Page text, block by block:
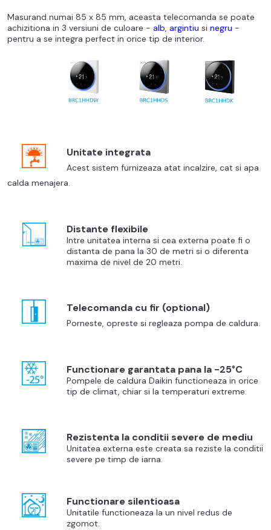
Masurand numai 85 x 85 mm, aceasta telecomanda se poate
achizitiona in 3 versiuni de culoare - alb, argintiu si negru -
pentru a se integra perfect in orice tip de interior.
Unitate integrata
Acest sistem furnizeaza atat incalzire, cat si apa
calda menajera.
Distante flexibile
Intre unitatea interna si cea externa poate fi o
distanta de pana la 30 de metri si o diferenta
maxima de nivel de 20 metri.
Telecomanda cu fir (optional)
Porneste, opreste si regleaza pompa de caldura.
Functionare garantata pana la -25°C
Pompele de caldura Daikin functioneaza in orice
tip de climat, chiar si la temperaturi extreme.
Rezistenta la conditii severe de mediu
Unitatea externa este creata sa reziste la conditii
severe pe timp de iarna.
Functionare silentioasa
Unitatile functioneaza la un nivel redus de
zgomot.